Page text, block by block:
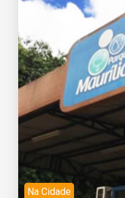
Na Cidade